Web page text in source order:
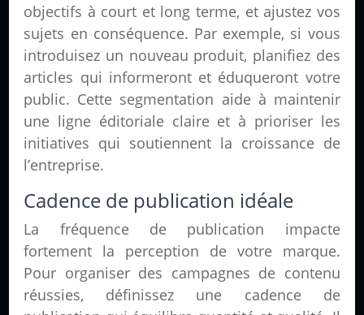
objectifs à court et long terme, et ajustez vos
sujets en conséquence. Par exemple, si vous
introduisez un nouveau produit, planifiez des
articles qui informeront et éduqueront votre
public. Cette segmentation aide à maintenir
une ligne éditoriale claire et à prioriser les
initiatives qui soutiennent la croissance de
l’entreprise.
Cadence de publication idéale
La fréquence de publication impacte
fortement la perception de votre marque.
Pour organiser des campagnes de contenu
réussies, définissez une cadence de